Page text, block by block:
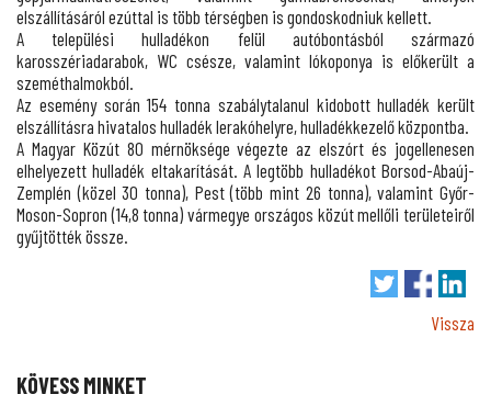
elszállításáról ezúttal is több térségben is gondoskodniuk kellett.
A települési hulladékon felül autóbontásból származó
karosszériadarabok, WC csésze, valamint lókoponya is előkerült a
szeméthalmokból.
Az esemény során 154 tonna szabálytalanul kidobott hulladék került
elszállításra hivatalos hulladék lerakóhelyre, hulladékkezelő központba.
A Magyar Közút 80 mérnöksége végezte az elszórt és jogellenesen
elhelyezett hulladék eltakarítását. A legtöbb hulladékot Borsod-Abaúj-
Zemplén (közel 30 tonna), Pest (több mint 26 tonna), valamint Győr-
Moson-Sopron (14,8 tonna) vármegye országos közút mellőli területeiről
gyűjtötték össze.
Vissza
KÖVESS MINKET